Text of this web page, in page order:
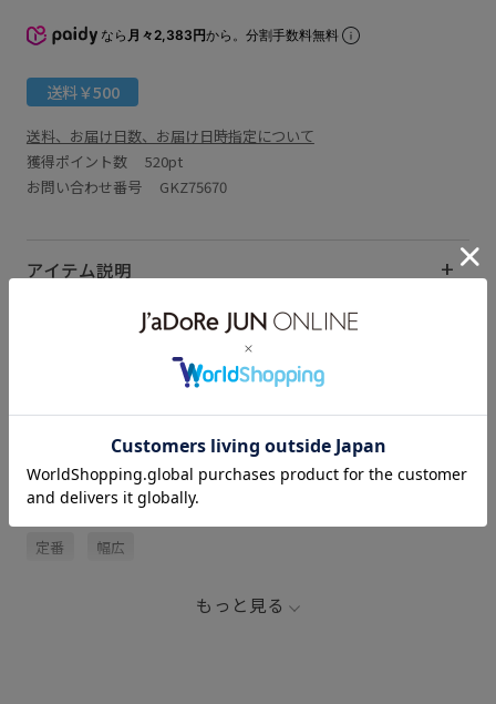
なら 月々2,383円から。分割手数料無料
送料￥500
送料、お届け日数、お届け日時指定について
獲得ポイント数 520pt
お問い合わせ番号 GKZ75670
アイテム説明
サイズ・素材・お手入れ方法
アイコニック シンプル
定番 幅広
もっと見る